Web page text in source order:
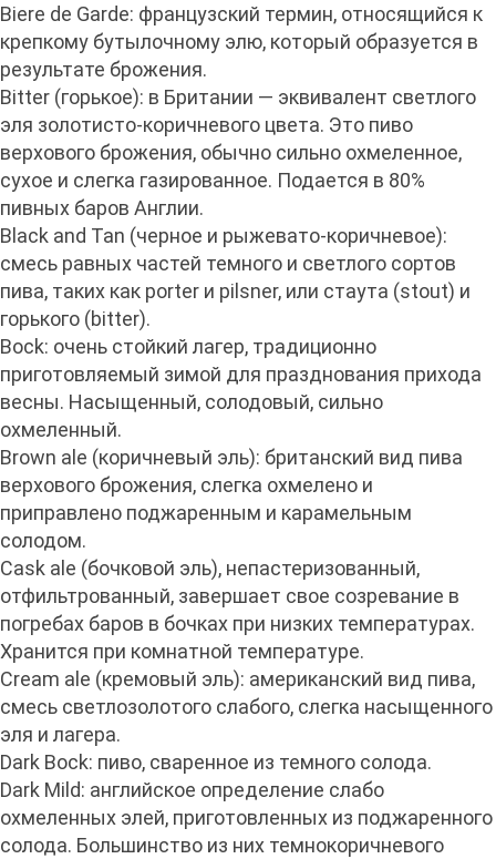
Biere de Garde: французский термин, относящийся к
крепкому бутылочному элю, который образуется в
результате брожения.
Bitter (горькое): в Британии — эквивалент светлого
эля золотисто-коричневого цвета. Это пиво
верхового брожения, обычно сильно охмеленное,
сухое и слегка газированное. Подается в 80%
пивных баров Англии.
Black and Tan (черное и рыжевато-коричневое):
смесь равных частей темного и светлого сортов
пива, таких как porter и pilsner, или стаута (stout) и
горького (bitter).
Bock: очень стойкий лагер, традиционно
приготовляемый зимой для празднования прихода
весны. Насыщенный, солодовый, сильно
охмеленный.
Brown ale (коричневый эль): британский вид пива
верхового брожения, слегка охмелено и
приправлено поджаренным и карамельным
солодом.
Cask ale (бочковой эль), непастеризованный,
отфильтрованный, завершает свое созревание в
погребах баров в бочках при низких температурах.
Хранится при комнатной температуре.
Cream ale (кремовый эль): американский вид пива,
смесь светлозолотого слабого, слегка насыщенного
эля и лагера.
Dark Bock: пиво, сваренное из темного солода.
Dark Mild: английское определение слабо
охмеленных элей, приготовленных из поджаренного
солода. Большинство из них темнокоричневого